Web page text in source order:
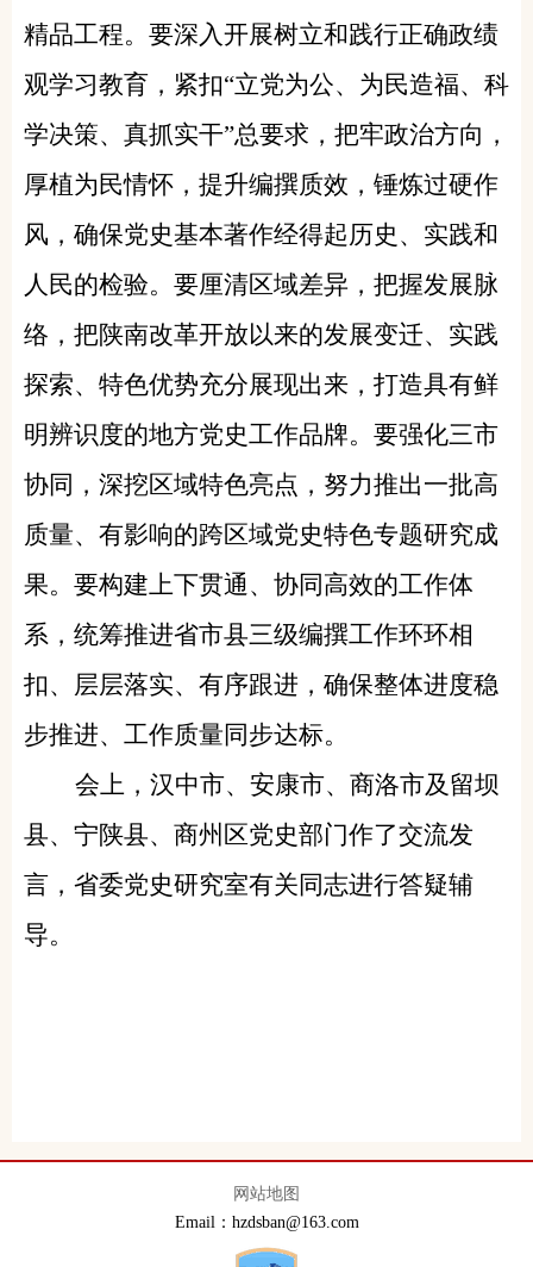
精品工程。要深入开展树立和践行正确政绩
观学习教育，紧扣“立党为公、为民造福、科
学决策、真抓实干”总要求，把牢政治方向，
厚植为民情怀，提升编撰质效，锤炼过硬作
风，确保党史基本著作经得起历史、实践和
人民的检验。要厘清区域差异，把握发展脉
络，把陕南改革开放以来的发展变迁、实践
探索、特色优势充分展现出来，打造具有鲜
明辨识度的地方党史工作品牌。要强化三市
协同，深挖区域特色亮点，努力推出一批高
质量、有影响的跨区域党史特色专题研究成
果。要构建上下贯通、协同高效的工作体
系，统筹推进省市县三级编撰工作环环相
扣、层层落实、有序跟进，确保整体进度稳
步推进、工作质量同步达标。
会上，汉中市、安康市、商洛市及留坝
县、宁陕县、商州区党史部门作了交流发
言，省委党史研究室有关同志进行答疑辅
导。
网站地图
Email：hzdsban@163.com